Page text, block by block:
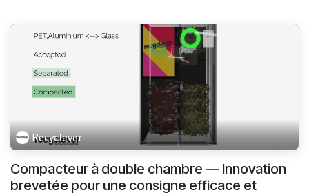
Recyclever
Compacteur à double chambre — Innovation
brevetée pour une consigne efficace et